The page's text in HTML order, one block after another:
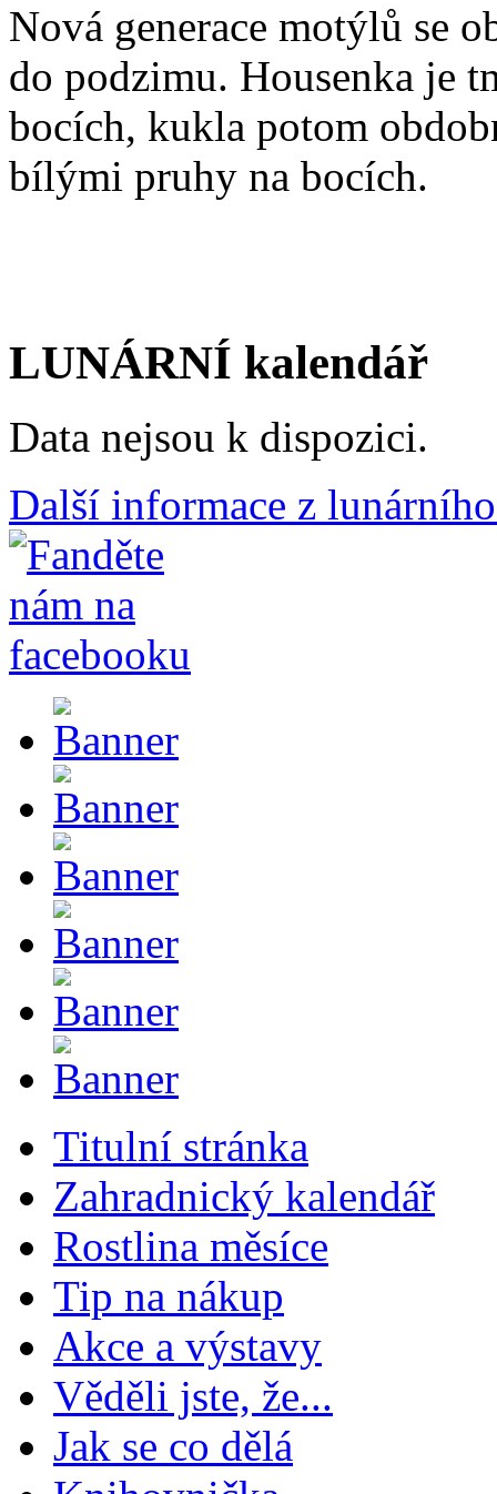
Nová generace motýlů se
do podzimu. Housenka je
bocích, kukla potom
bílými pruhy na bocích.
LUNÁRNÍ kalendář
Data nejsou k dispozici.
Další informace z
Titulní stránka
Zahradnický kalendář
Rostlina měsíce
Tip na nákup
Akce a výstavy
Věděli jste, že...
Jak se co dělá